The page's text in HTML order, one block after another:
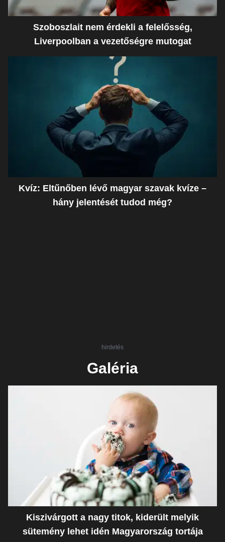
Szoboszlait nem érdekli a felelősség,
Liverpoolban a vezetőségre mutogat
Kvíz: Eltűnőben lévő magyar szavak kvíze –
hány jelentését tudod még?
hirdetés
Galéria
Kiszivárgott a nagy titok, kiderült melyik
sütemény lehet idén Magyarország tortája